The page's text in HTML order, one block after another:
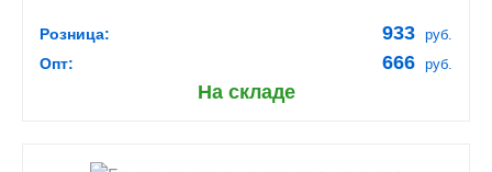
Розница: 933 руб.
Опт: 666 руб.
На складе